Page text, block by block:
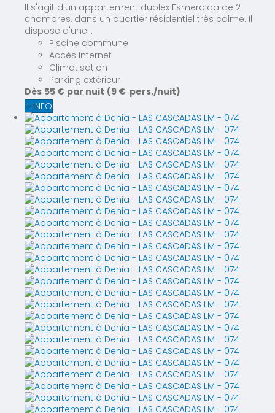
Il s'agit d'un appartement duplex Esmeralda de 2
chambres, dans un quartier résidentiel très calme. Il
dispose d'une...
Piscine commune
Accès Internet
Climatisation
Parking extérieur
Dès 55 € par nuit (9 € pers./nuit)
+ INFO